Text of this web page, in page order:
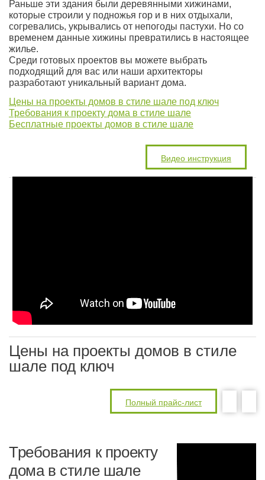
Раньше эти здания были деревянными хижинами,
которые строили у подножья гор и в них отдыхали,
согревались, укрывались от непогоды пастухи. Но со
временем данные хижины превратились в настоящее
жилье.
Среди готовых проектов вы можете выбрать
подходящий для вас или наши архитекторы
разработают уникальный вариант дома.
Цены на проекты домов в стиле шале под ключ
Требования к проекту дома в стиле шале
Бесплатные проекты домов в стиле шале
Видео инструкция
Цены на проекты домов в стиле
шале под ключ
Полный прайс-лист
Требования к проекту
дома в стиле шале